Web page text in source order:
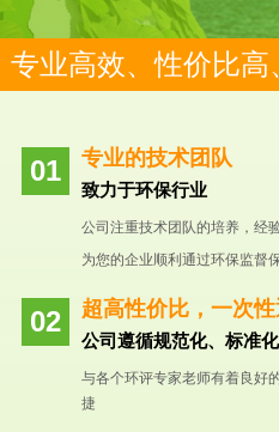
专业高效、性价比
专业的技术团队
致力于环保行业
公司注重技术团队的培养，经
为您的企业顺利通过环保监督
超高性价比，一次
公司遵循规范化、标准
与各个环评专家老师有着良好
捷